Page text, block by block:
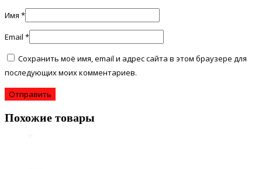
Имя *
Email *
Сохранить моё имя, email и адрес сайта в этом браузере для
последующих моих комментариев.
Похожие товары